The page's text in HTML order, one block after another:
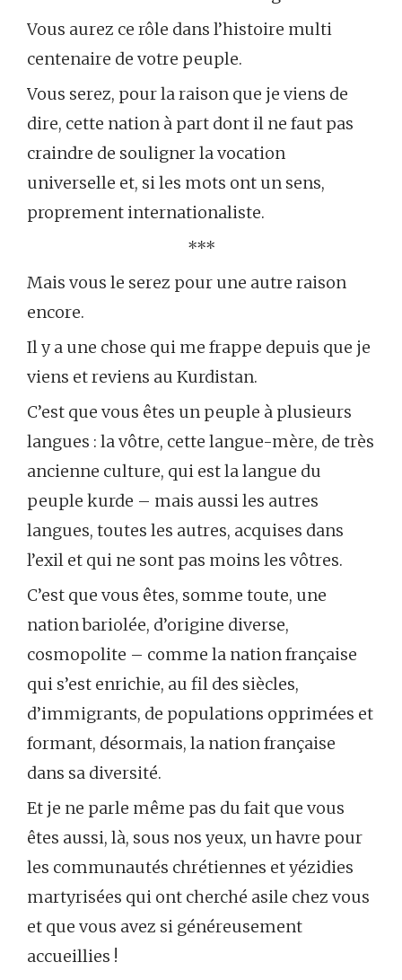
Vous aurez ce rôle dans l’histoire multi
centenaire de votre peuple.
Vous serez, pour la raison que je viens de
dire, cette nation à part dont il ne faut pas
craindre de souligner la vocation
universelle et, si les mots ont un sens,
proprement internationaliste.
***
Mais vous le serez pour une autre raison
encore.
Il y a une chose qui me frappe depuis que je
viens et reviens au Kurdistan.
C’est que vous êtes un peuple à plusieurs
langues : la vôtre, cette langue-mère, de très
ancienne culture, qui est la langue du
peuple kurde – mais aussi les autres
langues, toutes les autres, acquises dans
l’exil et qui ne sont pas moins les vôtres.
C’est que vous êtes, somme toute, une
nation bariolée, d’origine diverse,
cosmopolite – comme la nation française
qui s’est enrichie, au fil des siècles,
d’immigrants, de populations opprimées et
formant, désormais, la nation française
dans sa diversité.
Et je ne parle même pas du fait que vous
êtes aussi, là, sous nos yeux, un havre pour
les communautés chrétiennes et yézidies
martyrisées qui ont cherché asile chez vous
et que vous avez si généreusement
accueillies !